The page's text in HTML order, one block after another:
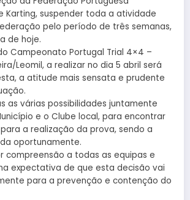
Karting, suspender toda a atividade
pelo período de três semanas,
de hoje.
Campeonato Portugal Trial 4×4 –
Leomil, a realizar no dia 5 abril será
a atitude mais sensata e prudente
as várias possibilidades juntamente
e o Clube local, para encontrar
a realização da prova, sendo a
oportunamente.
compreensão a todas as equipas e
expectativa de que esta decisão vai
para a prevenção e contenção do